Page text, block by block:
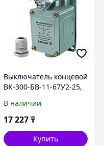
Выключатель концевой
ВК-300-БВ-11-67У2-25,
роликом на каждом
плече, с сальником,
В наличии
17 227₸
Купить